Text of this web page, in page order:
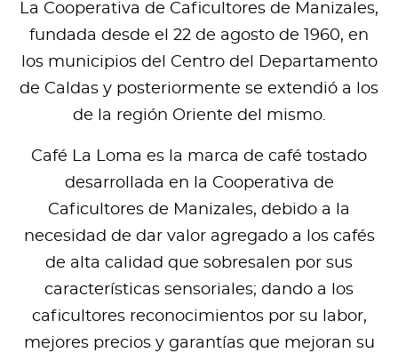
La Cooperativa de Caficultores de Manizales,
fundada desde el 22 de agosto de 1960, en
los municipios del Centro del Departamento
de Caldas y posteriormente se extendió a los
de la región Oriente del mismo.
Café La Loma es la marca de café tostado
desarrollada en la Cooperativa de
Caficultores de Manizales, debido a la
necesidad de dar valor agregado a los cafés
de alta calidad que sobresalen por sus
características sensoriales; dando a los
caficultores reconocimientos por su labor,
mejores precios y garantías que mejoran su